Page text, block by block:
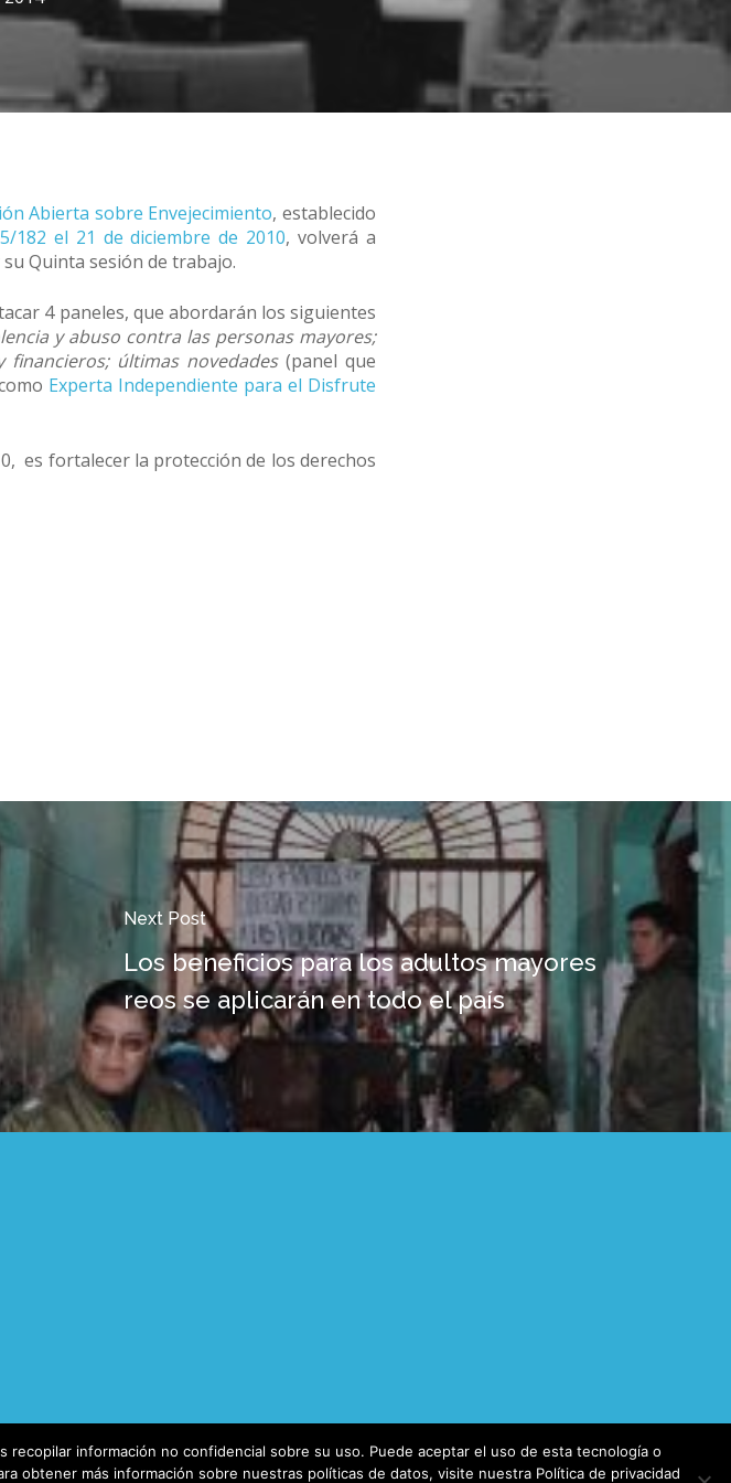
Abierta sobre Envejecimiento, establecido
182 el 21 de diciembre de 2010, volverá a
Quinta sesión de trabajo.
4 paneles, que abordarán los siguientes
y abuso contra las personas mayores;
últimas novedades(panel que
Experta Independiente para el Disfrute
es fortalecer la protección de los derechos
Next Post
Los beneficios para los adultos mayores
reos se aplicarán en todo el país
información no confidencial sobre su uso. Puede aceptar el uso de esta tecnología o
obtener más información sobre nuestras políticas de datos, visite nuestra Política de privacidad